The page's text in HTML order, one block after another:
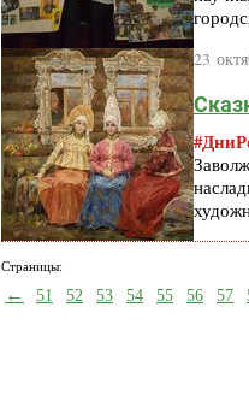
23
Страницы:
← 51 52 53 54 55 56 57